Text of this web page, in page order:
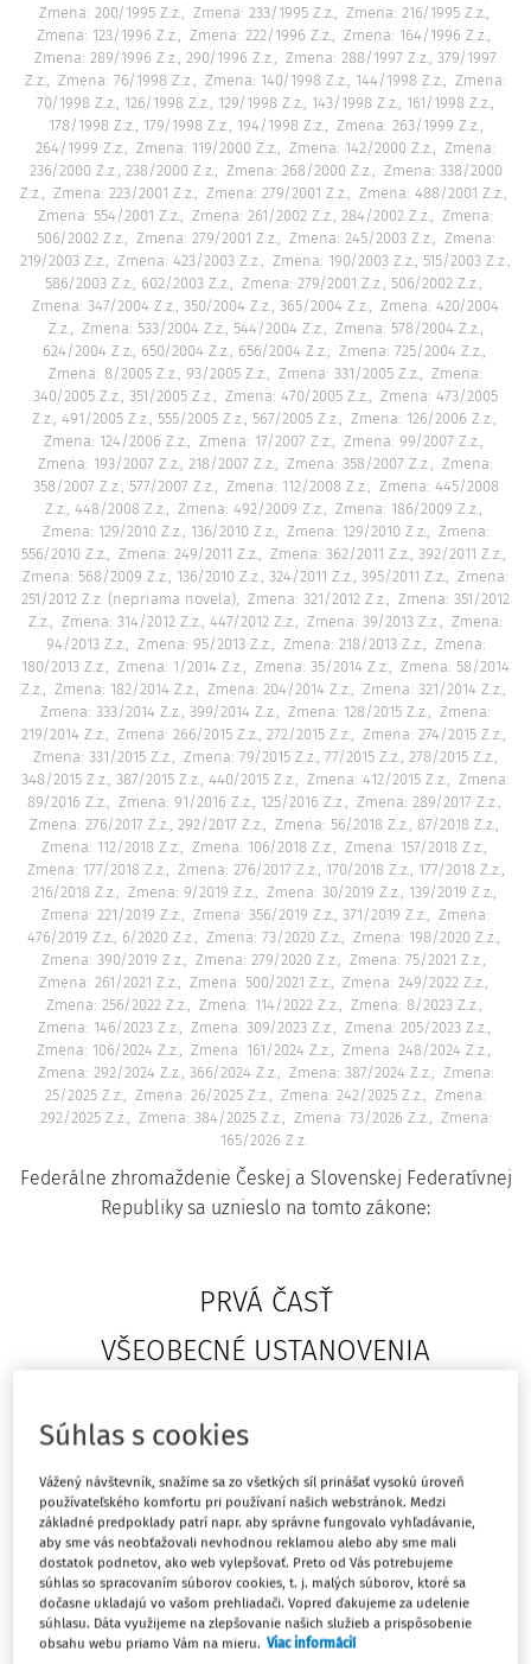
Zmena: 200/1995 Z.z.
Zmena: 233/1995 Z.z.
Zmena: 216/1995 Z.z.
Zmena: 123/1996 Z.z.
Zmena: 222/1996 Z.z.
Zmena: 164/1996 Z.z.
Zmena: 289/1996 Z.z., 290/1996 Z.z.
Zmena: 288/1997 Z.z., 379/1997
Z.z.
Zmena: 76/1998 Z.z. Zmena: 140/1998 Z.z., 144/1998 Z.z.
Zmena:
70/1998 Z.z., 126/1998 Z.z., 129/1998 Z.z., 143/1998 Z.z., 161/1998 Z.z.,
178/1998 Z.z., 179/1998 Z.z., 194/1998 Z.z.
Zmena: 263/1999 Z.z.,
264/1999 Z.z.
Zmena: 119/2000 Z.z. Zmena: 142/2000 Z.z.
Zmena:
236/2000 Z.z., 238/2000 Z.z.
Zmena: 268/2000 Z.z.
Zmena: 338/2000
Z.z.
Zmena: 223/2001 Z.z. Zmena: 279/2001 Z.z.
Zmena: 488/2001 Z.z.
Zmena: 554/2001 Z.z.
Zmena: 261/2002 Z.z., 284/2002 Z.z.
Zmena:
506/2002 Z.z.
Zmena: 279/2001 Z.z. Zmena: 245/2003 Z.z.
Zmena:
219/2003 Z.z.
Zmena: 423/2003 Z.z.
Zmena: 190/2003 Z.z., 515/2003 Z.z.,
586/2003 Z.z., 602/2003 Z.z.
Zmena: 279/2001 Z.z., 506/2002 Z.z.
Zmena: 347/2004 Z.z., 350/2004 Z.z., 365/2004 Z.z.
Zmena: 420/2004
Z.z.
Zmena: 533/2004 Z.z., 544/2004 Z.z.
Zmena: 578/2004 Z.z.,
624/2004 Z.z., 650/2004 Z.z., 656/2004 Z.z.
Zmena: 725/2004 Z.z.
Zmena: 8/2005 Z.z., 93/2005 Z.z.
Zmena: 331/2005 Z.z.
Zmena:
340/2005 Z.z., 351/2005 Z.z.
Zmena: 470/2005 Z.z.
Zmena: 473/2005
Z.z., 491/2005 Z.z., 555/2005 Z.z., 567/2005 Z.z.
Zmena: 126/2006 Z.z.
Zmena: 124/2006 Z.z.
Zmena: 17/2007 Z.z.
Zmena: 99/2007 Z.z.
Zmena: 193/2007 Z.z., 218/2007 Z.z.
Zmena: 358/2007 Z.z.
Zmena:
358/2007 Z.z., 577/2007 Z.z.
Zmena: 112/2008 Z.z.
Zmena: 445/2008
Z.z., 448/2008 Z.z.
Zmena: 492/2009 Z.z.
Zmena: 186/2009 Z.z.
Zmena: 129/2010 Z.z., 136/2010 Z.z.
Zmena: 129/2010 Z.z.
Zmena:
556/2010 Z.z.
Zmena: 249/2011 Z.z.
Zmena: 362/2011 Z.z., 392/2011 Z.z.
Zmena: 568/2009 Z.z., 136/2010 Z.z., 324/2011 Z.z., 395/2011 Z.z.
Zmena:
251/2012 Z.z. (nepriama novela)
Zmena: 321/2012 Z.z.
Zmena: 351/2012
Z.z.
Zmena: 314/2012 Z.z., 447/2012 Z.z. Zmena: 39/2013 Z.z.
Zmena:
94/2013 Z.z.
Zmena: 95/2013 Z.z. Zmena: 218/2013 Z.z.
Zmena:
180/2013 Z.z.
Zmena: 1/2014 Z.z. Zmena: 35/2014 Z.z.
Zmena: 58/2014
Z.z.
Zmena: 182/2014 Z.z. Zmena: 204/2014 Z.z.
Zmena: 321/2014 Z.z.
Zmena: 333/2014 Z.z., 399/2014 Z.z.
Zmena: 128/2015 Z.z.
Zmena:
219/2014 Z.z.
Zmena: 266/2015 Z.z., 272/2015 Z.z.
Zmena: 274/2015 Z.z.
Zmena: 331/2015 Z.z.
Zmena: 79/2015 Z.z., 77/2015 Z.z., 278/2015 Z.z.,
348/2015 Z.z., 387/2015 Z.z., 440/2015 Z.z.
Zmena: 412/2015 Z.z.
Zmena:
89/2016 Z.z.
Zmena: 91/2016 Z.z., 125/2016 Z.z.
Zmena: 289/2017 Z.z.
Zmena: 276/2017 Z.z., 292/2017 Z.z.
Zmena: 56/2018 Z.z., 87/2018 Z.z.
Zmena: 112/2018 Z.z.
Zmena: 106/2018 Z.z.
Zmena: 157/2018 Z.z.
Zmena: 177/2018 Z.z.
Zmena: 276/2017 Z.z., 170/2018 Z.z., 177/2018 Z.z.,
216/2018 Z.z.
Zmena: 9/2019 Z.z.
Zmena: 30/2019 Z.z., 139/2019 Z.z.
Zmena: 221/2019 Z.z.
Zmena: 356/2019 Z.z., 371/2019 Z.z.
Zmena:
476/2019 Z.z., 6/2020 Z.z.
Zmena: 73/2020 Z.z.
Zmena: 198/2020 Z.z.
Zmena: 390/2019 Z.z.
Zmena: 279/2020 Z.z.
Zmena: 75/2021 Z.z.
Zmena: 261/2021 Z.z.
Zmena: 500/2021 Z.z.
Zmena: 249/2022 Z.z.
Zmena: 256/2022 Z.z.
Zmena: 114/2022 Z.z.
Zmena: 8/2023 Z.z.
Zmena: 146/2023 Z.z.
Zmena: 309/2023 Z.z.
Zmena: 205/2023 Z.z.
Zmena: 106/2024 Z.z.
Zmena: 161/2024 Z.z.
Zmena: 248/2024 Z.z.
Zmena: 292/2024 Z.z., 366/2024 Z.z.
Zmena: 387/2024 Z.z.
Zmena:
25/2025 Z.z.
Zmena: 26/2025 Z.z. Zmena: 242/2025 Z.z.
Zmena:
292/2025 Z.z.
Zmena: 384/2025 Z.z. Zmena: 73/2026 Z.z.
Zmena:
165/2026 Z.z.
Federálne zhromaždenie Českej a Slovenskej Federatívnej
Republiky sa uznieslo na tomto zákone:
PRVÁ ČASŤ
VŠEOBECNÉ USTANOVENIA
HLAVA I
PREDMET ÚPRAVY
§ 1
Tento zákon upravuje podmienky živnostenského
podnikania (ďalej len "živnosť") a kontrolu nad ich
Súhlas s cookies
Vážený návštevník, snažíme sa zo všetkých síl prinášať vysokú úroveň
používateľského komfortu pri používaní našich webstránok. Medzi
základné predpoklady patrí napr. aby správne fungovalo vyhľadávanie,
aby sme vás neobťažovali nevhodnou reklamou alebo aby sme mali
dostatok podnetov, ako web vylepšovať. Preto od Vás potrebujeme
súhlas so spracovaním súborov cookies, t. j. malých súborov, ktoré sa
dočasne ukladajú vo vašom prehliadači. Vopred ďakujeme za udelenie
súhlasu. Dáta využijeme na zlepšovanie našich služieb a prispôsobenie
obsahu webu priamo Vám na mieru. Viac informácií